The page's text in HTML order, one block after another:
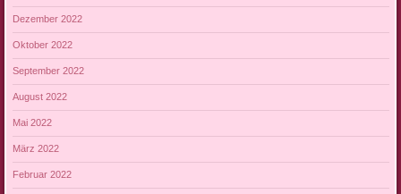
Dezember 2022
Oktober 2022
September 2022
August 2022
Mai 2022
März 2022
Februar 2022